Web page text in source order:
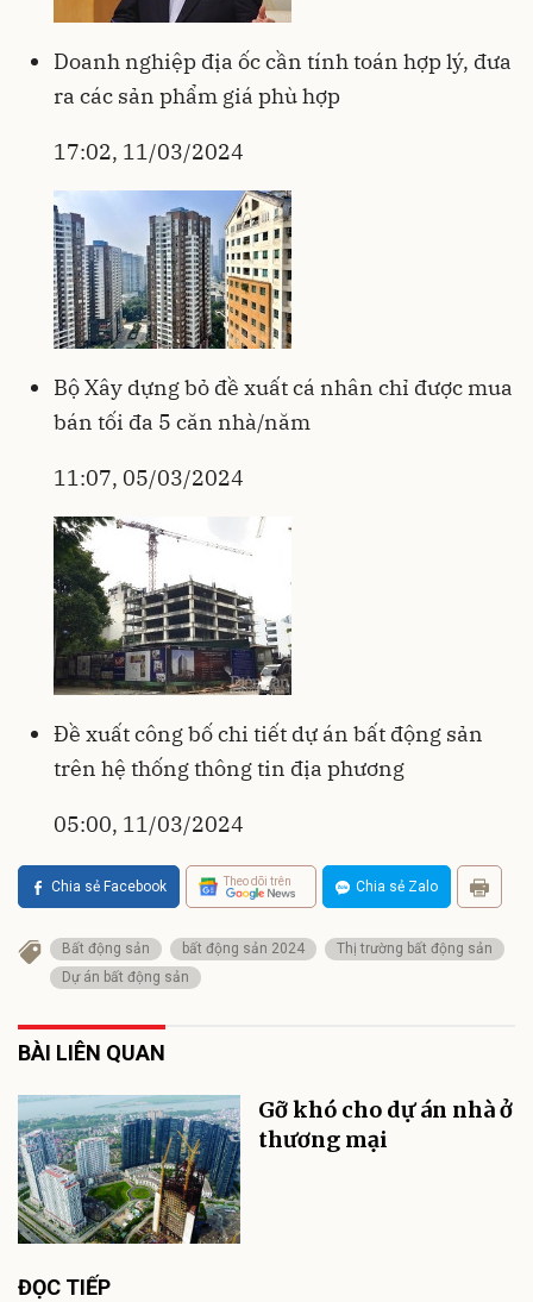
Doanh nghiệp địa ốc cần tính toán hợp lý, đưa
ra các sản phẩm giá phù hợp
17:02, 11/03/2024
Bộ Xây dựng bỏ đề xuất cá nhân chỉ được mua
bán tối đa 5 căn nhà/năm
11:07, 05/03/2024
Đề xuất công bố chi tiết dự án bất động sản
trên hệ thống thông tin địa phương
05:00, 11/03/2024
Chia sẻ Facebook Theo dõi trên Chia sẻ Zalo
Bất động sản bất động sản 2024
Thị trường bất động sản
Dự án bất động sản
BÀI LIÊN QUAN
Gỡ khó cho dự án nhà ở
thương mại
ĐỌC TIẾP